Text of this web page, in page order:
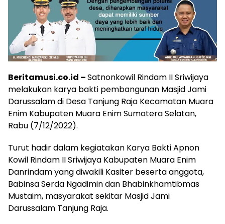
Beritamusi.co.id –Satnonkowil Rindam II Sriwijaya
melakukan karya bakti pembangunan Masjid Jami
Darussalam di Desa Tanjung Raja Kecamatan Muara
Enim Kabupaten Muara Enim Sumatera Selatan,
Rabu (7/12/2022).
Turut hadir dalam kegiatakan Karya Bakti Apnon
Kowil Rindam II Sriwijaya Kabupaten Muara Enim
Danrindam yang diwakili Kasiter beserta anggota,
Babinsa Serda Ngadimin dan Bhabinkhamtibmas
Mustaim, masyarakat sekitar Masjid Jami
Darussalam Tanjung Raja.